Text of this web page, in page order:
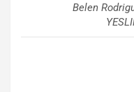
Belen